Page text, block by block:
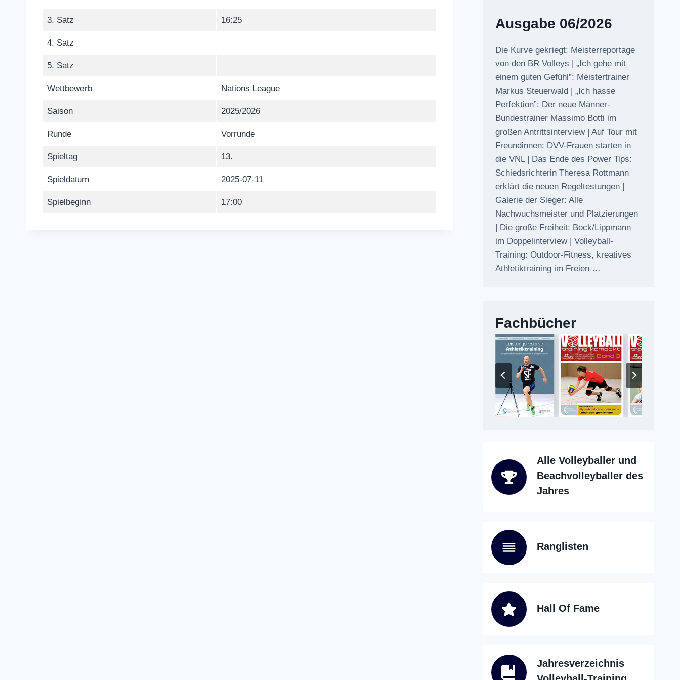
3. Satz 16:25
4. Satz
5. Satz
Wettbewerb Nations League
Saison 2025/2026
Runde Vorrunde
Spieltag 13.
Spieldatum 2025-07-11
Spielbeginn 17:00
Ausgabe 06/2026
Die Kurve gekriegt: Meisterreportage
von den BR Volleys | „Ich gehe mit
einem guten Gefühl”: Meistertrainer
Markus Steuerwald | „Ich hasse
Perfektion”: Der neue Männer-
Bundestrainer Massimo Botti im
großen Antrittsinterview | Auf Tour mit
Freundinnen: DVV-Frauen starten in
die VNL | Das Ende des Power Tips:
Schiedsrichterin Theresa Rottmann
erklärt die neuen Regeltestungen |
Galerie der Sieger: Alle
Nachwuchsmeister und Platzierungen
| Die große Freiheit: Bock/Lippmann
im Doppelinterview | Volleyball-
Training: Outdoor-Fitness, kreatives
Athletiktraining im Freien …
Fachbücher
Alle Volleyballer und
Beachvolleyballer des
Jahres
Ranglisten
Hall Of Fame
Jahresverzeichnis